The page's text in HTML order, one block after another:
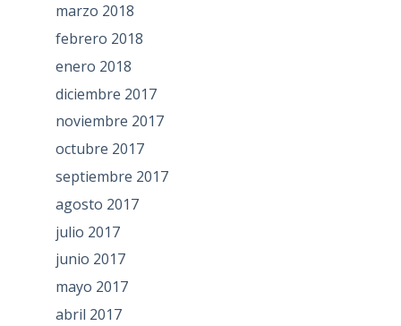
marzo 2018
febrero 2018
enero 2018
diciembre 2017
noviembre 2017
octubre 2017
septiembre 2017
agosto 2017
julio 2017
junio 2017
mayo 2017
abril 2017